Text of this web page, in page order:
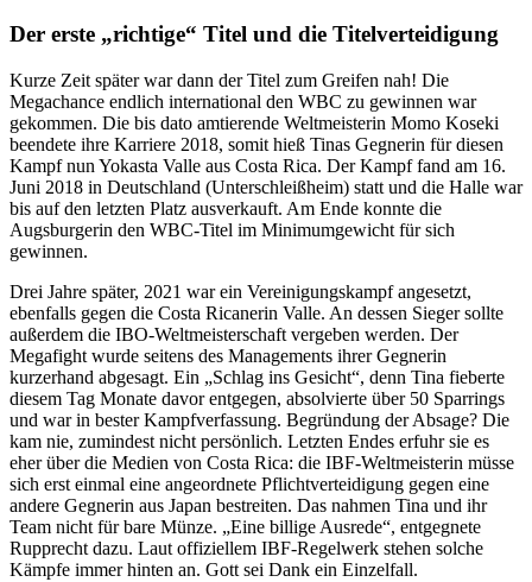
Der erste „richtige“ Titel und die Titelverteidigung
Kurze Zeit später war dann der Titel zum Greifen nah! Die
Megachance endlich international den WBC zu gewinnen war
gekommen. Die bis dato amtierende Weltmeisterin Momo Koseki
beendete ihre Karriere 2018, somit hieß Tinas Gegnerin für diesen
Kampf nun Yokasta Valle aus Costa Rica. Der Kampf fand am 16.
Juni 2018 in Deutschland (Unterschleißheim) statt und die Halle war
bis auf den letzten Platz ausverkauft. Am Ende konnte die
Augsburgerin den WBC-Titel im Minimumgewicht für sich
gewinnen.
Drei Jahre später, 2021 war ein Vereinigungskampf angesetzt,
ebenfalls gegen die Costa Ricanerin Valle. An dessen Sieger sollte
außerdem die IBO-Weltmeisterschaft vergeben werden. Der
Megafight wurde seitens des Managements ihrer Gegnerin
kurzerhand abgesagt. Ein „Schlag ins Gesicht“, denn Tina fieberte
diesem Tag Monate davor entgegen, absolvierte über 50 Sparrings
und war in bester Kampfverfassung. Begründung der Absage? Die
kam nie, zumindest nicht persönlich. Letzten Endes erfuhr sie es
eher über die Medien von Costa Rica: die IBF-Weltmeisterin müsse
sich erst einmal eine angeordnete Pflichtverteidigung gegen eine
andere Gegnerin aus Japan bestreiten. Das nahmen Tina und ihr
Team nicht für bare Münze. „Eine billige Ausrede“, entgegnete
Rupprecht dazu. Laut offiziellem IBF-Regelwerk stehen solche
Kämpfe immer hinten an. Gott sei Dank ein Einzelfall.